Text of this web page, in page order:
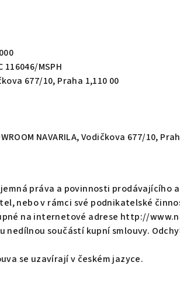
MSPH
677/10, Praha 1,110 00
NAVARILA, Vodičkova 677/10,
práva a povinnosti prodávajícího
nebo v rámci své podnikatelské
na internetové adrese http://
nedílnou součástí kupní smlouvy.
se uzavírají v českém jazyce.